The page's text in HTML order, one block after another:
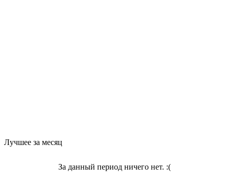
Лучшее за месяц
За данный период ничего нет. :(